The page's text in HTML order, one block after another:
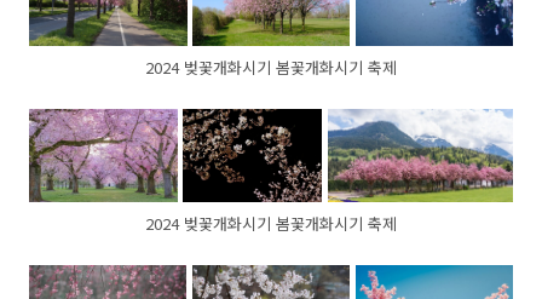
2024 벚꽃개화시기 봄꽃개화시기 축제
2024 벚꽃개화시기 봄꽃개화시기 축제